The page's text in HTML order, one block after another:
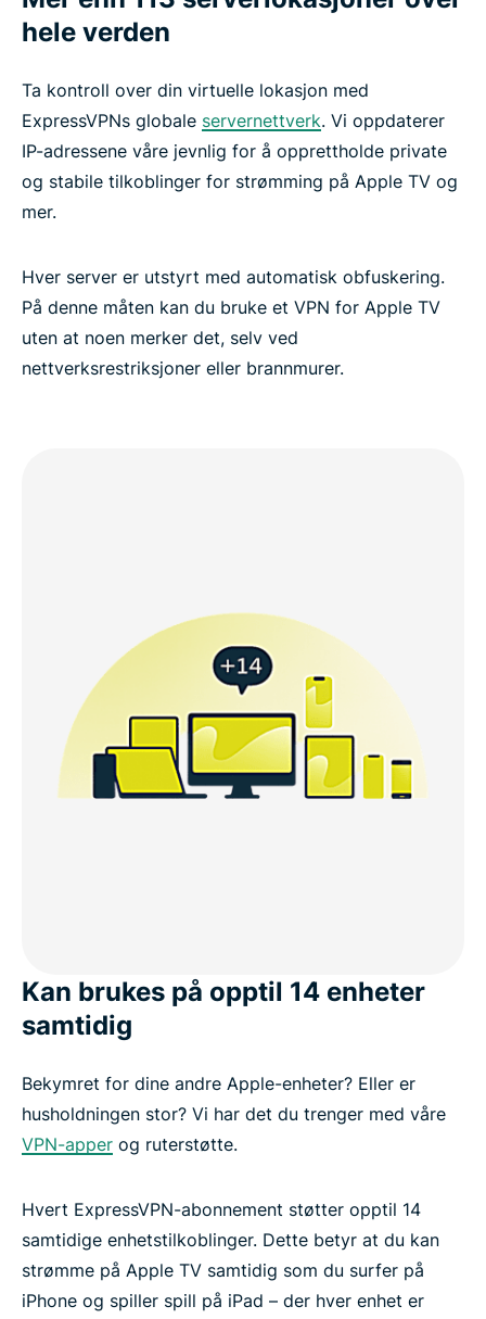
hele verden
Ta kontroll over din virtuelle lokasjon med
ExpressVPNs globale servernettverk. Vi oppdaterer
IP-adressene våre jevnlig for å opprettholde private
og stabile tilkoblinger for strømming på Apple TV og
mer.
Hver server er utstyrt med automatisk obfuskering.
På denne måten kan du bruke et VPN for Apple TV
uten at noen merker det, selv ved
nettverksrestriksjoner eller brannmurer.
Kan brukes på opptil 14 enheter
samtidig
Bekymret for dine andre Apple-enheter? Eller er
husholdningen stor? Vi har det du trenger med våre
VPN-apper og ruterstøtte.
Hvert ExpressVPN-abonnement støtter opptil 14
samtidige enhetstilkoblinger. Dette betyr at du kan
strømme på Apple TV samtidig som du surfer på
iPhone og spiller spill på iPad – der hver enhet er